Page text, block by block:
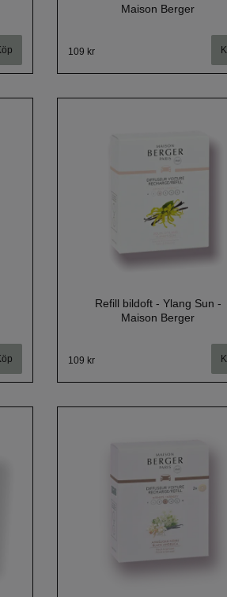
Maison Berger
109 kr
Refill bildoft - Ylang Sun -
Maison Berger
109 kr